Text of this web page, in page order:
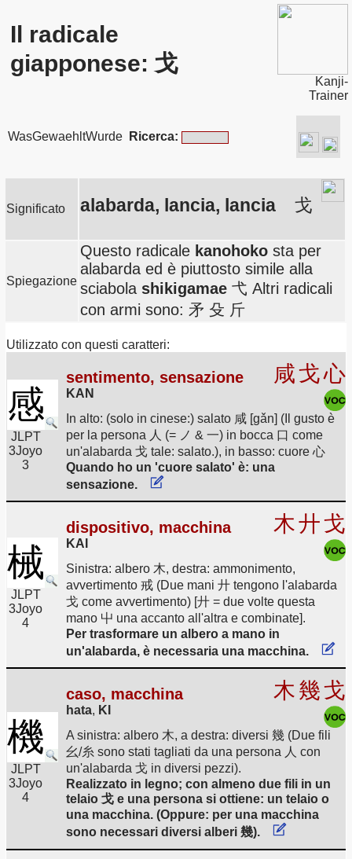
Il radicale
giapponese: 戈
Kanji-
Trainer
WasGewaehltWurde Ricerca:
Significato alabarda, lancia, lancia 戈
Spiegazione
Questo radicale kanohoko sta per
alabarda ed è piuttosto simile alla
sciabola shikigamae 弋 Altri radicali
con armi sono: 矛 殳 斤
Utilizzato con questi caratteri:
感
JLPT
3Joyo
3
sentimento, sensazione
KAN
咸戈心
In alto: (solo in cinese:) salato 咸 [gǎn] (Il gusto è
per la persona 人 (= ノ & 一) in bocca 口 come
un'alabarda 戈 tale: salato.), in basso: cuore 心
Quando ho un 'cuore salato' è: una
sensazione.
械
JLPT
3Joyo
4
dispositivo, macchina
KAI
木廾戈
Sinistra: albero 木, destra: ammonimento,
avvertimento 戒 (Due mani 廾 tengono l'alabarda
戈 come avvertimento) [廾 = due volte questa
mano 屮 una accanto all'altra e combinate].
Per trasformare un albero a mano in
un'alabarda, è necessaria una macchina.
機
JLPT
3Joyo
4
caso, macchina
hata, KI
木幾戈
A sinistra: albero 木, a destra: diversi 幾 (Due fili
幺/糸 sono stati tagliati da una persona 人 con
un'alabarda 戈 in diversi pezzi).
Realizzato in legno; con almeno due fili in un
telaio 戈 e una persona si ottiene: un telaio o
una macchina. (Oppure: per una macchina
sono necessari diversi alberi 幾).